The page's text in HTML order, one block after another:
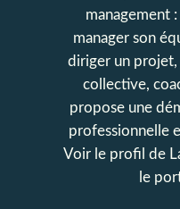
management
manager son
diriger un
collective,
propose une
professionnelle
Voir le profil de
le